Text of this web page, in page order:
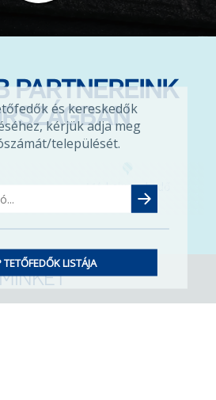
PARTNEREINK
és kereskedők
kérjük adja meg
települését.
TETŐFEDŐK LISTÁJA
Márkakereskedő